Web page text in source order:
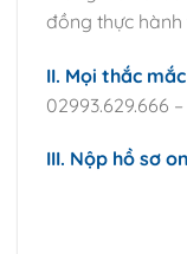
đồng thực hành
II. Mọi thắc
02993.629.666
III. Nộp hồ sơ